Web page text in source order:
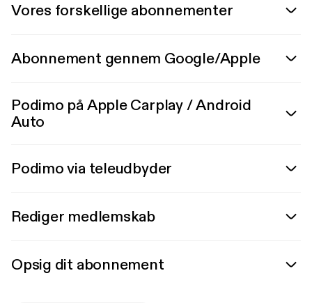
Vores forskellige abonnementer
Abonnement gennem Google/Apple
Podimo på Apple Carplay / Android
Auto
Podimo via teleudbyder
Rediger medlemskab
Opsig dit abonnement